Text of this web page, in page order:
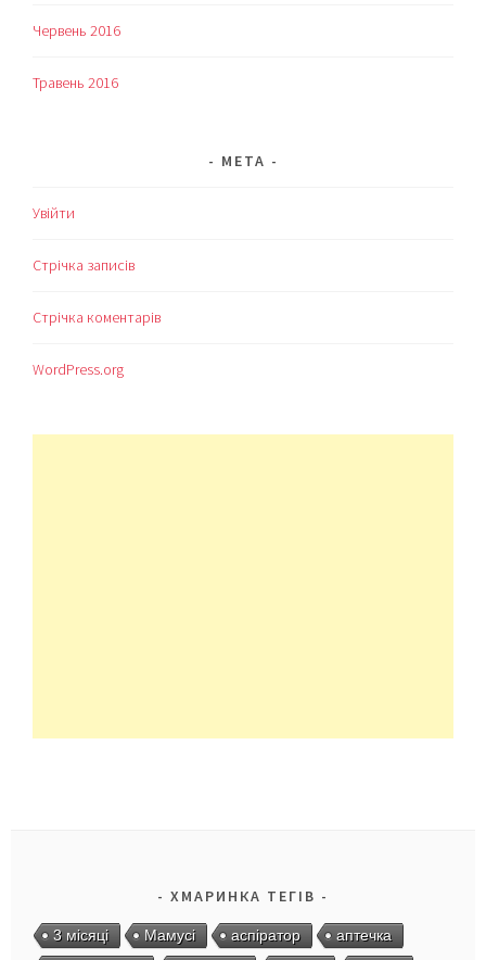
Червень 2016
Травень 2016
МЕТА
Увійти
Стрічка записів
Стрічка коментарів
WordPress.org
ХМАРИНКА ТЕГІВ
3 місяці Мамусі аспіратор
аптечка